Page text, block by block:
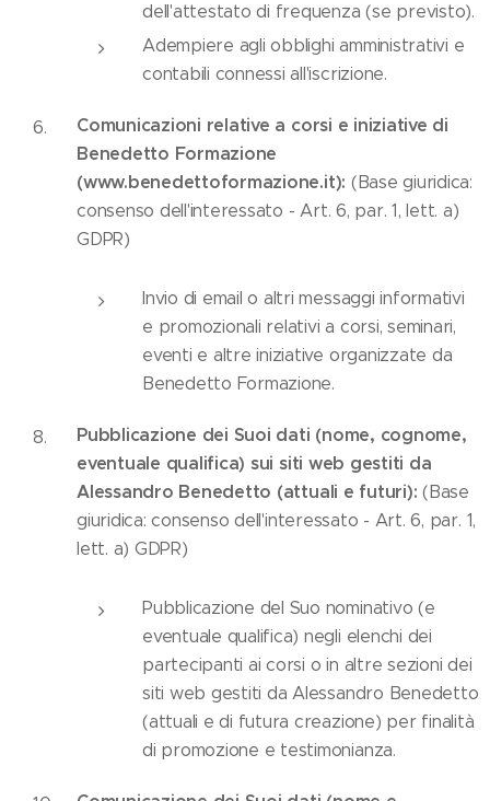
dell'attestato di frequenza (se previsto).
Adempiere agli obblighi amministrativi e
contabili connessi all'iscrizione.
Comunicazioni relative a corsi e iniziative di
Benedetto Formazione
(www.benedettoformazione.it): (Base giuridica:
consenso dell'interessato - Art. 6, par. 1, lett. a)
GDPR)
Invio di email o altri messaggi informativi
e promozionali relativi a corsi, seminari,
eventi e altre iniziative organizzate da
Benedetto Formazione.
Pubblicazione dei Suoi dati (nome, cognome,
eventuale qualifica) sui siti web gestiti da
Alessandro Benedetto (attuali e futuri): (Base
giuridica: consenso dell'interessato - Art. 6, par. 1,
lett. a) GDPR)
Pubblicazione del Suo nominativo (e
eventuale qualifica) negli elenchi dei
partecipanti ai corsi o in altre sezioni dei
siti web gestiti da Alessandro Benedetto
(attuali e di futura creazione) per finalità
di promozione e testimonianza.